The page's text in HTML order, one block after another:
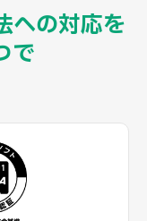
への対応を
で